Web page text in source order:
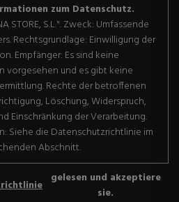
zum Datenschutz.
STORE, S.L.". Zweck: Umfassende
Rechtsgrundlage: Einwilligung der
Empfänger: Es sind keine
vorgesehen und es gibt keine
Rechte der betroffenen
Löschung, Widerspruch,
Einschränkung der Verarbeitung.
Siehe die Datenschutzrichtlinie im
Abschnitt.
gelesen und akzeptiere
sie.